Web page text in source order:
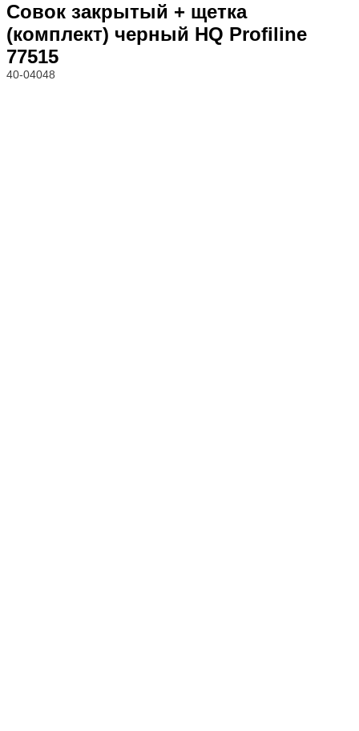
Совок закрытый + щетка
(комплект) черный HQ Profiline
77515
40-04048